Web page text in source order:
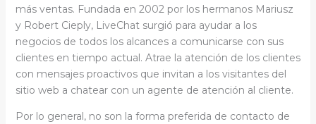
más ventas. Fundada en 2002 por los hermanos Mariusz
y Robert Cieply, LiveChat surgió para ayudar a los
negocios de todos los alcances a comunicarse con sus
clientes en tiempo actual. Atrae la atención de los clientes
con mensajes proactivos que invitan a los visitantes del
sitio web a chatear con un agente de atención al cliente.
Por lo general, no son la forma preferida de contacto de